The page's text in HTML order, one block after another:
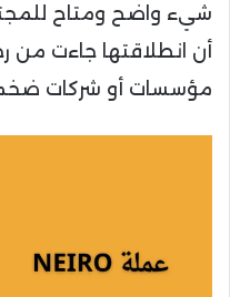
شيء واضح ومتاح
أن انطلاقتها جاءت
مؤسسات أو شركات